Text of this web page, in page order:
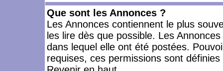
Que sont les Annonces ?
Les Annonces contiennent le plus
les lire dès que possible. Les
dans lequel elle ont été postées.
requises, ces permissions sont